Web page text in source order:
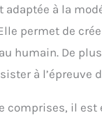
à la
permet de
humain. De
à l’épreuve
comprises, il